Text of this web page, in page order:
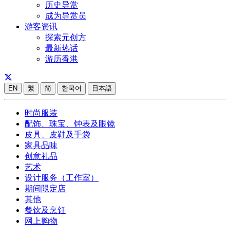
历史导赏
成为导赏员
游客资讯
探索元创方
最新热话
游历香港
EN 繁 简 한국어 日本語
时尚服装
配饰、珠宝、钟表及眼镜
皮具、皮鞋及手袋
家具品味
创意礼品
艺术
设计服务（工作室）
期间限定店
其他
餐饮及烹饪
网上购物